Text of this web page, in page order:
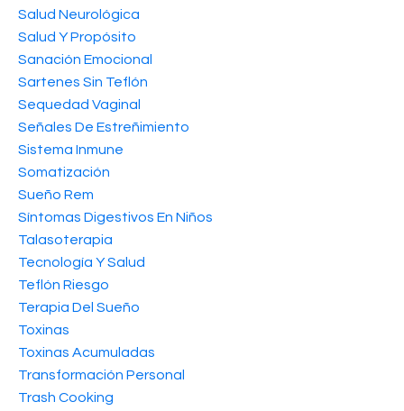
Salud Neurológica
Salud Y Propósito
Sanación Emocional
Sartenes Sin Teflón
Sequedad Vaginal
Señales De Estreñimiento
Sistema Inmune
Somatización
Sueño Rem
Síntomas Digestivos En Niños
Talasoterapia
Tecnología Y Salud
Teflón Riesgo
Terapia Del Sueño
Toxinas
Toxinas Acumuladas
Transformación Personal
Trash Cooking